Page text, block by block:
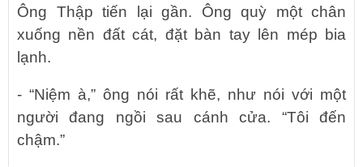
Ông Thập tiến lại gần. Ông quỳ một chân
xuống nền đất cát, đặt bàn tay lên mép bia
lạnh.
- “Niệm à,” ông nói rất khẽ, như nói với một
người đang ngồi sau cánh cửa. “Tôi đến
chậm.”